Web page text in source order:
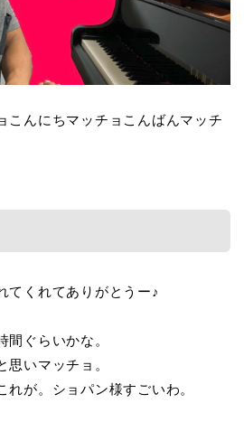
こんにちマッチョこんばんマッチ
てくれてありがとうー♪
間ぐらいかな。
思いマッチョ。
れが。ショパン様すごいわ。